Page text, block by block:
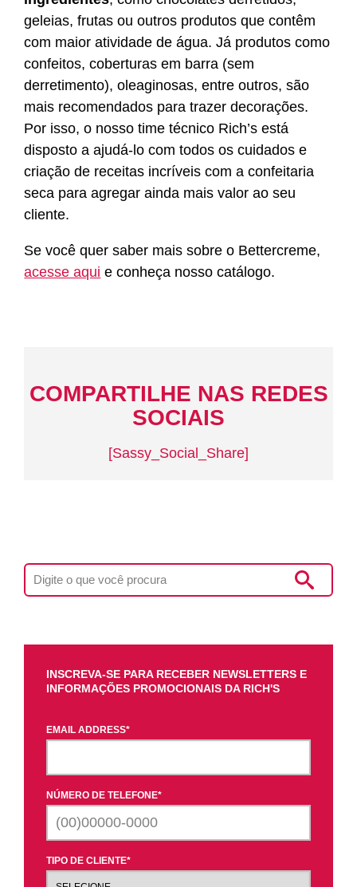
geleias, frutas ou outros produtos que contêm
com maior atividade de água. Já produtos como
confeitos, coberturas em barra (sem
derretimento), oleaginosas, entre outros, são
mais recomendados para trazer decorações.
Por isso, o nosso time técnico Rich’s está
disposto a ajudá-lo com todos os cuidados e
criação de receitas incríveis com a confeitaria
seca para agregar ainda mais valor ao seu
cliente.
Se você quer saber mais sobre o Bettercreme,
acesse aqui e conheça nosso catálogo.
COMPARTILHE NAS REDES
SOCIAIS
[Sassy_Social_Share]
INSCREVA-SE PARA RECEBER NEWSLETTERS E
INFORMAÇÕES PROMOCIONAIS DA RICH'S
EMAIL ADDRESS*
NÚMERO DE TELEFONE*
TIPO DE CLIENTE*